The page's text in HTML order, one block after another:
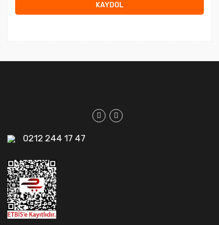
KAYDOL
0212 244 17 47